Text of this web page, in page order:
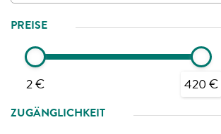
PREISE
2 € 420 €
ZUGÄNGLICHKEIT